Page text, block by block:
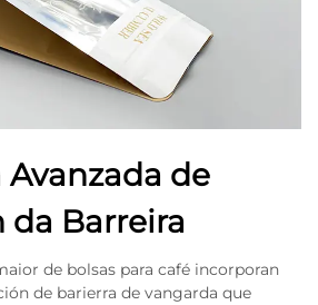
Avanzada de
da Barreira
de bolsas para café incorporan
de barierra de vangarda que